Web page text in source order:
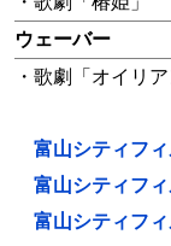
ウェーバー
・歌劇「オイリ
富山シティフ
富山シティフ
富山シティフ